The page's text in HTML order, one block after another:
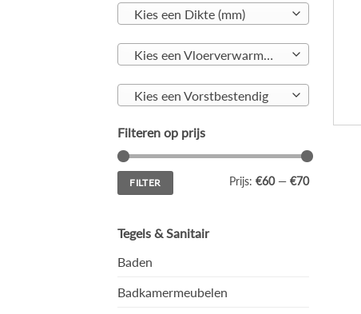
Kies een Dikte (mm)
Kies een Vloerverwarming geschikt
Kies een Vorstbestendig
Filteren op prijs
Min.
prijs
Max.
prijsFILTER Prijs: €60— €70
Tegels & Sanitair
Baden
Badkamermeubelen